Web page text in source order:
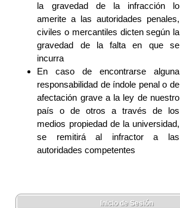
la gravedad de la infracción lo
amerite a las autoridades penales,
civiles o mercantiles dicten según la
gravedad de la falta en que se
incurra
En caso de encontrarse alguna
responsabilidad de índole penal o de
afectación grave a la ley de nuestro
país o de otros a través de los
medios propiedad de la universidad,
se remitirá al infractor a las
autoridades competentes
Inicio de Sesión